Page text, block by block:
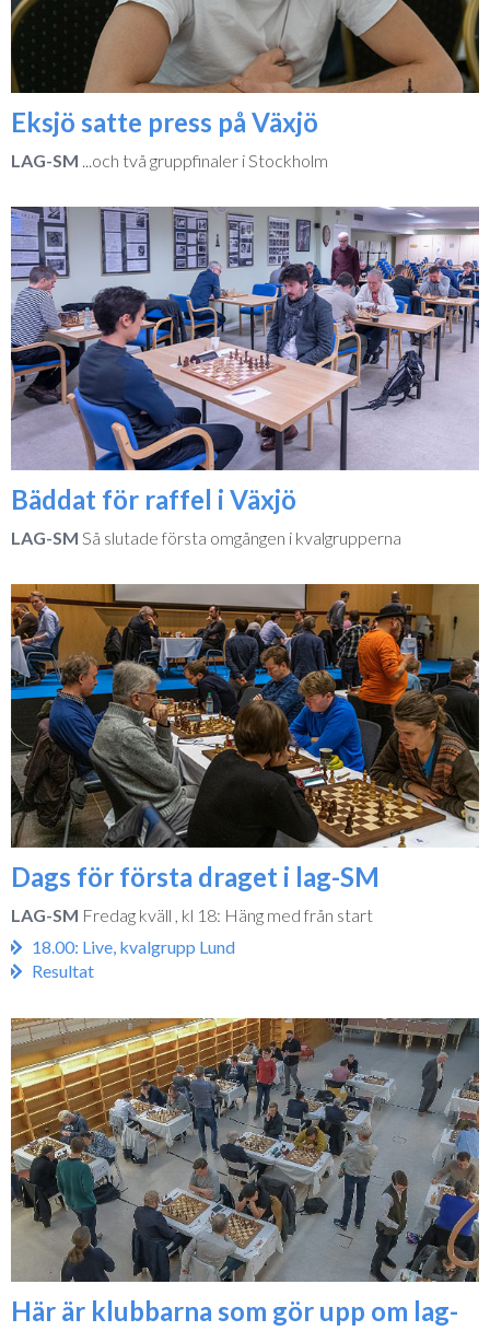
Eksjö satte press på Växjö
LAG-SM ...och två gruppfinaler i Stockholm
Bäddat för raffel i Växjö
LAG-SM Så slutade första omgången i kvalgrupperna
Dags för första draget i lag-SM
LAG-SM Fredag kväll , kl 18: Häng med från start
18.00: Live, kvalgrupp Lund
Resultat
Här är klubbarna som gör upp om lag-